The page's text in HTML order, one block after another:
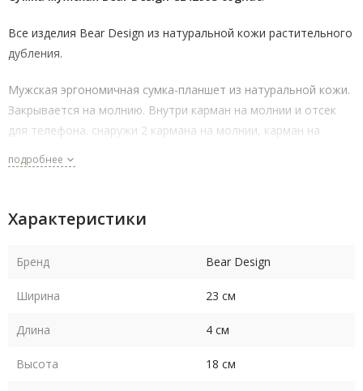
Все изделия Bear Design из натуральной кожи растительного
дубления.
Мужская эргономичная сумка-планшет из натуральной кожи.
Закрывается на молнию. Внутри карман на молнии и отсек
для телефона. снаружи 2 кармана на молнии, карман на
кнопке и открытый карман. Ремень регулируется по длине. В
подарок прилагается фирменный кожаный брелок.
подробнее
Характеристики
Бренд Bear Design
Ширина 23 см
Длина 4 см
Высота 18 см